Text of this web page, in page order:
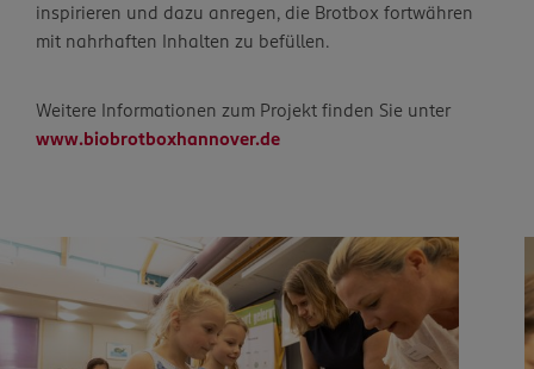
inspirieren und dazu anregen, die Brotbox fortwähren
mit nahrhaften Inhalten zu befüllen.
Weitere Informationen zum Projekt finden Sie unter
www.biobrotboxhannover.de